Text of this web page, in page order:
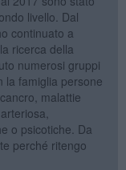
livello. Dal
continuato a
ricerca della
numerosi gruppi
la famiglia persone
malattie
o psicotiche. Da
perché ritengo